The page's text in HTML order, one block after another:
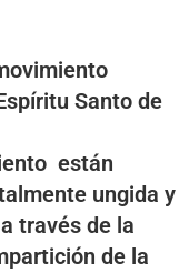
Santo de
están
ungida y
través de la
de la